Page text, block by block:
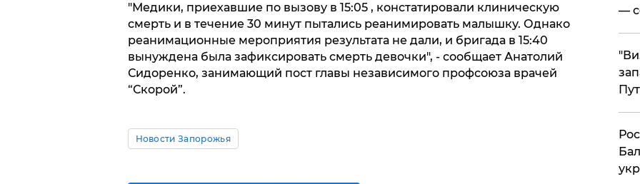
"Медики, приехавшие по вызову в 15:05 , констатировали клиническую
смерть и в течение 30 минут пытались реанимировать малышку. Однако
реанимационные мероприятия результата не дали, и бригада в 15:40
вынуждена была зафиксировать смерть девочки", - сообщает Анатолий
Сидоренко, занимающий пост главы независимого профсоюза врачей
“Скорой”.
Новости Запорожья
—